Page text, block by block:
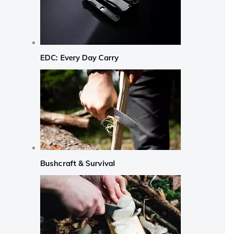
EDC: Every Day Carry
Bushcraft & Survival